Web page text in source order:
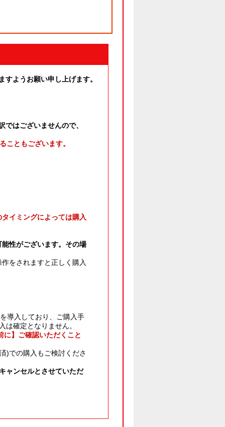
ようお願い申し上げます。
はございませんので、
こともございます。
イミングによっては購入
性がございます。その場
をされますと正しく購入
導入しており、ご購入手
確定となりません。
に】ご確認いただくこと
)での購入もご検討くださ
ャンセルとさせていただ